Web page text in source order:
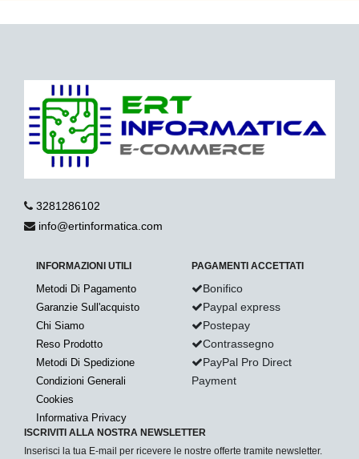
3281286102
info@ertinformatica.com
INFORMAZIONI UTILI
Metodi Di Pagamento
Garanzie Sull'acquisto
Chi Siamo
Reso Prodotto
Metodi Di Spedizione
Condizioni Generali
Cookies
Informativa Privacy
PAGAMENTI ACCETTATI
Bonifico
Paypal express
Postepay
Contrassegno
PayPal Pro Direct
Payment
ISCRIVITI ALLA NOSTRA NEWSLETTER
Inserisci la tua E-mail per ricevere le nostre offerte tramite newsletter.